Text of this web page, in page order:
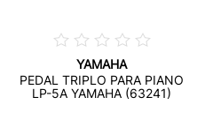
YAMAHA
PEDAL TRIPLO PARA PIANO
LP-5A YAMAHA (63241)